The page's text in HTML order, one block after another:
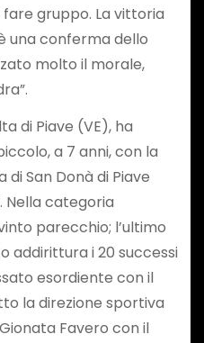
gruppo. La vittoria
una conferma dello
molto il morale,
di Piave (VE), ha
a 7 anni, con la
di San Donà di Piave
Nella categoria
parecchio; l’ultimo
addirittura i 20 successi
esordiente con il
la direzione sportiva
Favero con il